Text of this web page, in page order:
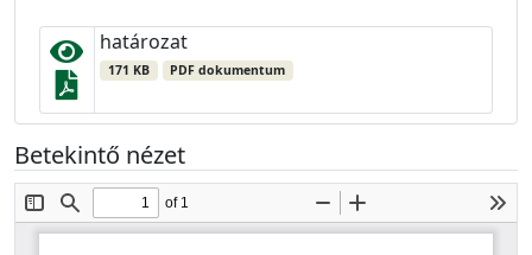
határozat
171 KB PDF dokumentum
Betekintő nézet